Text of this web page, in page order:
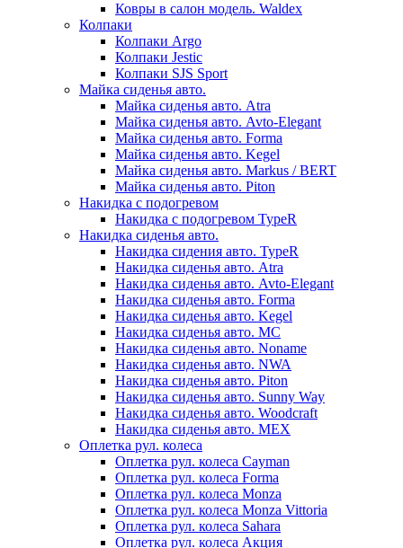
Ковры в салон модель. Waldex
Колпаки
Колпаки Argo
Колпаки Jestic
Колпаки SJS Sport
Майка сиденья авто.
Майка сиденья авто. Atra
Майка сиденья авто. Avto-Elegant
Майка сиденья авто. Forma
Майка сиденья авто. Kegel
Майка сиденья авто. Markus / BERT
Майка сиденья авто. Piton
Накидка с подогревом
Накидка с подогревом TypeR
Накидка сиденья авто.
Накидка сидения авто. TypeR
Накидка сиденья авто. Atra
Накидка сиденья авто. Avto-Elegant
Накидка сиденья авто. Forma
Накидка сиденья авто. Kegel
Накидка сиденья авто. MC
Накидка сиденья авто. Noname
Накидка сиденья авто. NWA
Накидка сиденья авто. Piton
Накидка сиденья авто. Sunny Way
Накидка сиденья авто. Woodcraft
Накидка сиденья авто. МЕХ
Оплетка рул. колеса
Оплетка рул. колеса Cayman
Оплетка рул. колеса Forma
Оплетка рул. колеса Monza
Оплетка рул. колеса Monza Vittoria
Оплетка рул. колеса Sahara
Оплетка рул. колеса Акция